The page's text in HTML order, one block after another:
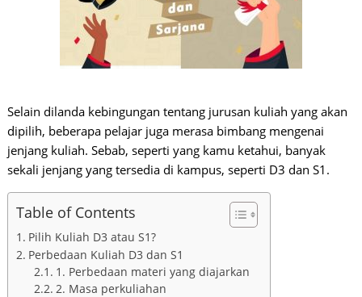
Selain dilanda kebingungan tentang jurusan kuliah yang akan
dipilih, beberapa pelajar juga merasa bimbang mengenai
jenjang kuliah. Sebab, seperti yang kamu ketahui, banyak
sekali jenjang yang tersedia di kampus, seperti D3 dan S1.
Table of Contents
Pilih Kuliah D3 atau S1?
Perbedaan Kuliah D3 dan S1
1. Perbedaan materi yang diajarkan
2. Masa perkuliahan